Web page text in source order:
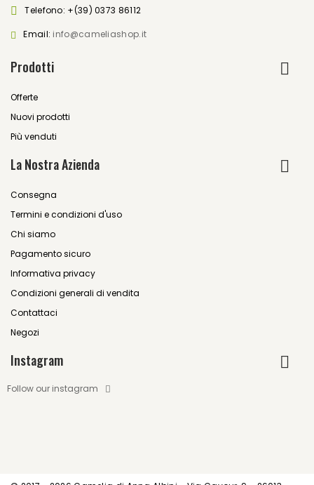
Telefono: +(39) 0373 86112
Email: info@cameliashop.it
Prodotti
Offerte
Nuovi prodotti
Più venduti
La Nostra Azienda
Consegna
Termini e condizioni d'uso
Chi siamo
Pagamento sicuro
Informativa privacy
Condizioni generali di vendita
Contattaci
Negozi
Instagram
Follow our instagram